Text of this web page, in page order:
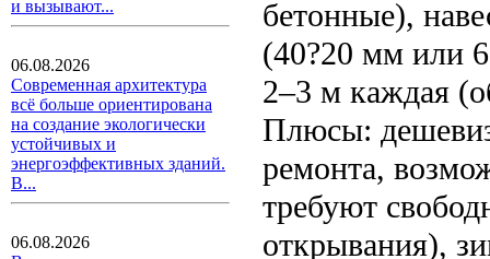
и вызывают...
06.08.2026
Современная архитектура
всё больше ориентирована
на создание экологически
устойчивых и
энергоэффективных зданий.
В...
06.08.2026
бетонные),
(40?20 мм или
2–3 м каждая
Плюсы:
ремонта,
требуют
открывания),